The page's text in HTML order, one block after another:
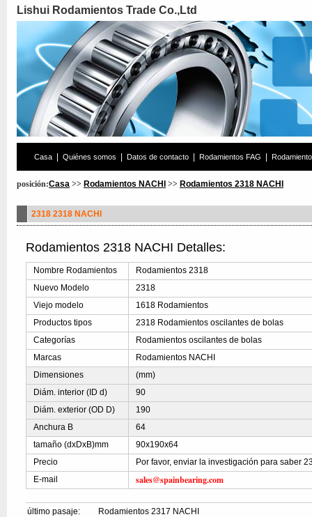
Lishui Rodamientos Trade Co.,Ltd
Casa Quiénes somos Datos de contacto Rodamientos FAG
posición:Casa >> Rodamientos NACHI >> Rodamientos 2318 NACHI
2318 2318 NACHI
Rodamientos 2318 NACHI Detalles:
Nombre Rodamientos
Rodamientos 2318
Nuevo Modelo
2318
Viejo modelo
1618 Rodamientos
Productos tipos
2318 Rodamientos oscilantes de bolas
Categorías
Rodamientos oscilantes de bolas
Marcas
Rodamientos NACHI
Dimensiones
(mm)
Diám. interior (ID d)
90
Diám. exterior (OD D)
190
Anchura B
64
tamaño (dxDxB)mm
90x190x64
Precio
Por favor, enviar la investigación para saber
E-mail
sales@spainbearing.com
último pasaje:
Rodamientos 2317 NACHI